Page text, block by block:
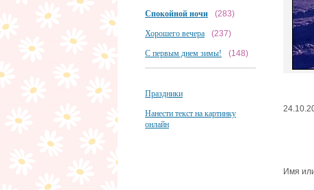
Спокойной ночи (283)
Хорошего вечера (237)
С первым днем зимы! (148)
Праздники
Нанести текст на картинку
онлайн
Имя